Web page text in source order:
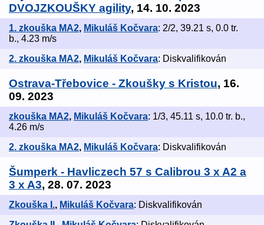
DVOJZKOUŠKY agility, 14. 10. 2023
1. zkouška MA2, Mikuláš Kočvara: 2/2, 39.21 s, 0.0 tr.
b., 4.23 m/s
2. zkouška MA2, Mikuláš Kočvara: Diskvalifikován
Ostrava-Třebovice - Zkoušky s Kristou, 16.
09. 2023
zkouška MA2, Mikuláš Kočvara: 1/3, 45.11 s, 10.0 tr. b.,
4.26 m/s
2. zkouška MA2, Mikuláš Kočvara: Diskvalifikován
Šumperk - Havliczech 57 s Calibrou 3 x A2 a
3 x A3, 28. 07. 2023
Zkouška I., Mikuláš Kočvara: Diskvalifikován